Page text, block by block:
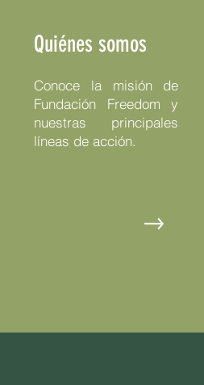
Quiénes somos
Conoce la misión de
Fundación Freedom y
nuestras principales
líneas de acción.